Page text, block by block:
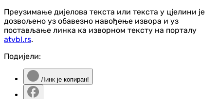
Преузимање дијелова текста или текста у цјелини је
дозвољено уз обавезно навођење извора и уз
постављање линка ка изворном тексту на порталу
atvbl.rs.
Подијели:
Линк је копиран!